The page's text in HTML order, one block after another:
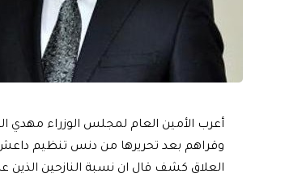
أعرب الأمين العام لمجلس الوزراء مهدي
وقراهم بعد تحريرها من دنس تنظيم داعش
العلاق كشف قال ان نسبة النازحين الذين